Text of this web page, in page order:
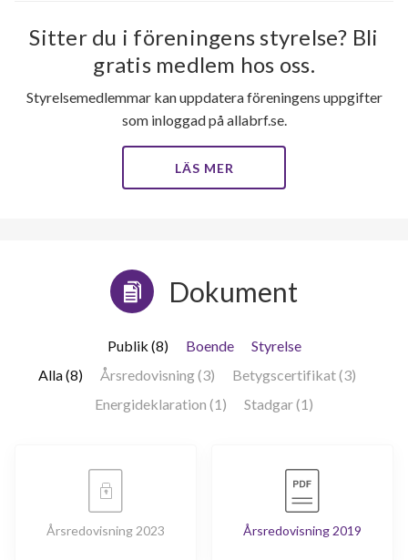
Sitter du i föreningens styrelse? Bli
gratis medlem hos oss.
Styrelsemedlemmar kan uppdatera föreningens uppgifter
som inloggad på allabrf.se.
LÄS MER
Dokument
Publik (8) Boende
Styrelse
Alla (8)
Årsredovisning (3)
Betygscertifikat (3)
Energideklaration (1)
Stadgar (1)
Årsredovisning 2023 Årsredovisning 2019